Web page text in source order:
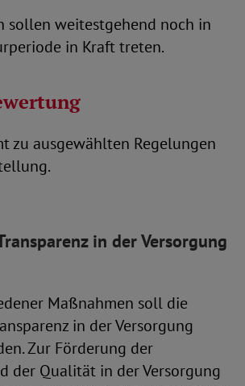
sollen weitestgehend noch in
in Kraft treten.
zu ausgewählten Regelungen
in der Versorgung
Maßnahmen soll die
in der Versorgung
Zur Förderung der
der Qualität in der Versorgung